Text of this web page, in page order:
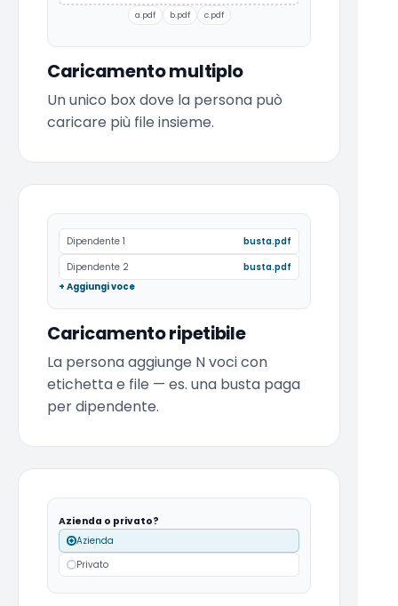
a.pdf b.pdf c.pdf
Caricamento multiplo
Un unico box dove la persona può
caricare più file insieme.
Dipendente 1 busta.pdf
Dipendente 2
busta.pdf
+ Aggiungi voce
Caricamento ripetibile
La persona aggiunge N voci con
etichetta e file — es. una busta paga
per dipendente.
Azienda o privato?
Azienda
Privato